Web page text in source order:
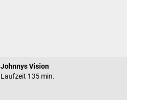
Johnnys Vision
Laufzeit 135 min.